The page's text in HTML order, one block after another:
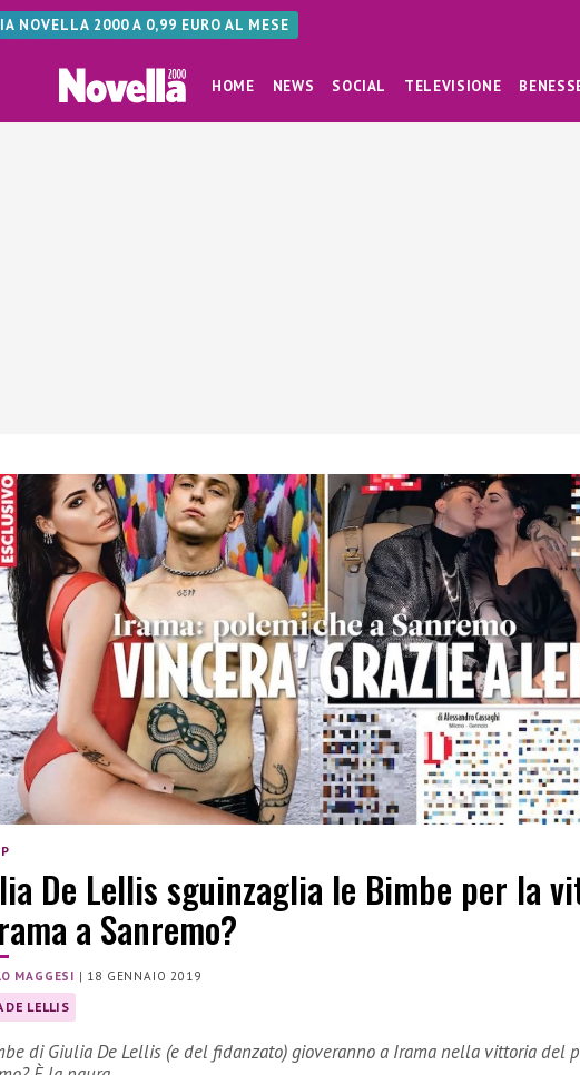
NOVELLA 2000 A 0,99 EURO AL MESE
HOME NEWS SOCIAL TELEVISIONE
De Lellis sguinzaglia le Bimbe per la
a Sanremo?
MAGGESI | 18 GENNAIO 2019
DE LELLIS
di Giulia De Lellis (e del fidanzato) gioveranno a Irama nella vittoria del